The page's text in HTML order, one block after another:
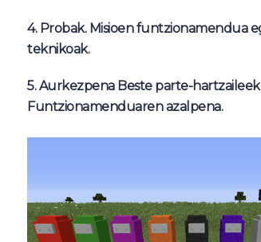
4. Probak. Misioen funtzionamendua
teknikoak.
5. Aurkezpena Beste parte-
Funtzionamenduaren azalpena.